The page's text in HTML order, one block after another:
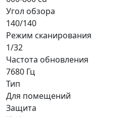
Угол обзора
140/140
Режим сканирования
1/32
Частота обновления
7680 Гц
Тип
Для помещений
Защита